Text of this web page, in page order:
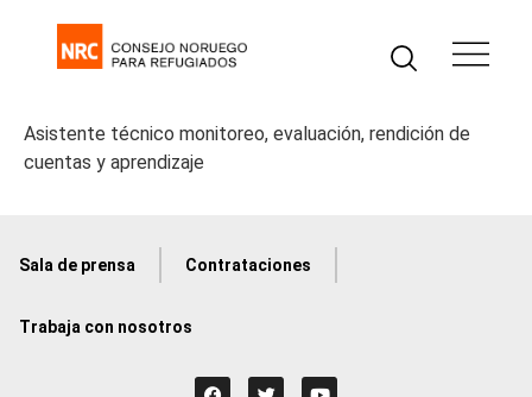
Asistente técnico monitoreo, evaluación, rendición de
cuentas y aprendizaje
Sala de prensa Contrataciones
Trabaja con nosotros